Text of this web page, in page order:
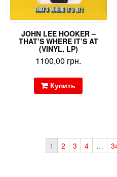
JOHN LEE HOOKER –
THAT’S WHERE IT’S AT
(VINYL, LP)
1100,00 грн.
Купить
1 2 3 4 …